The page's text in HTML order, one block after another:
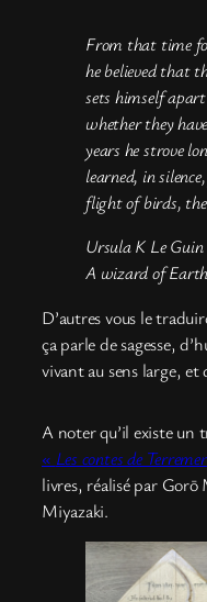
From that time
he believed that
sets himself
whether they
years he strove
learned, in
flight of birds,
Ursula K Le Guin
A wizard of
D’autres vous le
ça parle de sagesse,
vivant au sens large, et
A noter qu’il existe un
« Les contes de Terremer
livres, réalisé par
Miyazaki.